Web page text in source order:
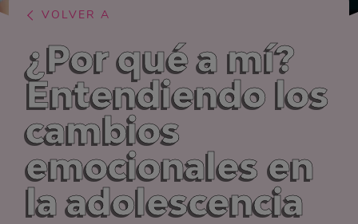
VOLVER A
¿Por qué a mí?
Entendiendo los
cambios
emocionales en
la adolescencia